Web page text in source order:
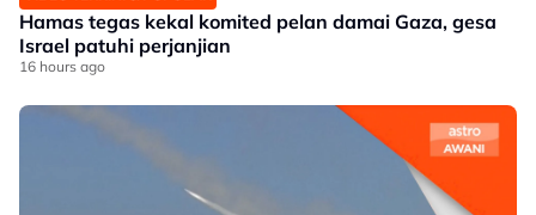
Hamas tegas kekal komited pelan damai Gaza, gesa
Israel patuhi perjanjian
16 hours ago